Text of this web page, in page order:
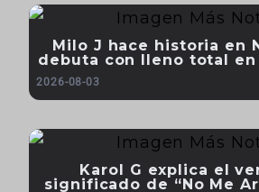
Milo J hace historia en
debuta con lleno total en
2026-08-03
Karol G explica el
significado de “No Me